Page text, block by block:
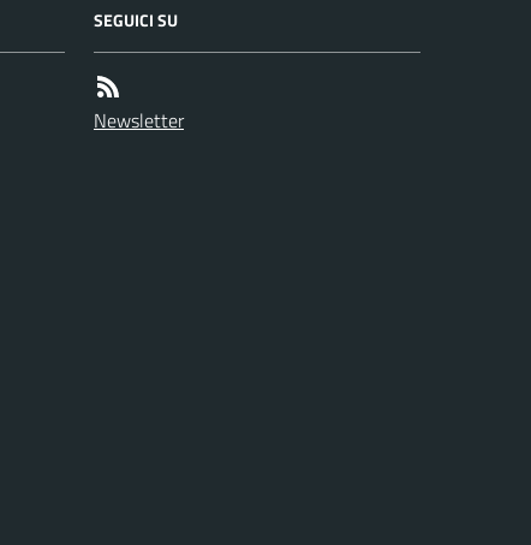
SEGUICI SU
Newsletter